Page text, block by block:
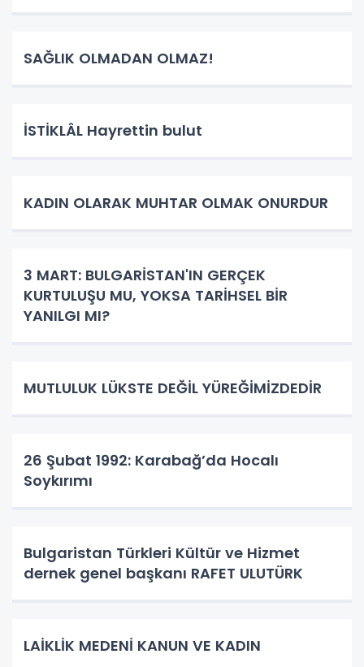
SAĞLIK OLMADAN OLMAZ!
İSTİKLÂL Hayrettin bulut
KADIN OLARAK MUHTAR OLMAK ONURDUR
3 MART: BULGARİSTAN'IN GERÇEK
KURTULUŞU MU, YOKSA TARİHSEL BİR
YANILGI MI?
MUTLULUK LÜKSTE DEĞİL YÜREĞİMİZDEDİR
26 Şubat 1992: Karabağ’da Hocalı
Soykırımı
Bulgaristan Türkleri Kültür ve Hizmet
dernek genel başkanı RAFET ULUTÜRK
LAİKLİK MEDENİ KANUN VE KADIN